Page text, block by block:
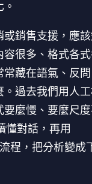
銷售支援，應
容很多、格式各
藏在語氣、反
過去我們用人
麼慢、要麼尺
懂對話，再用
程，把分析變成